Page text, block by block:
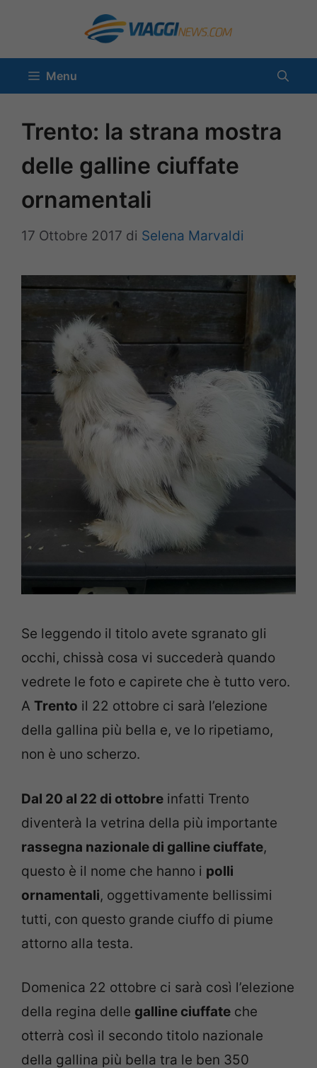
contenuto
Menu
Trento: la strana mostra
delle galline ciuffate
ornamentali
17 Ottobre 2017 di Selena Marvaldi
Se leggendo il titolo avete sgranato gli
occhi, chissà cosa vi succederà quando
vedrete le foto e capirete che è tutto vero.
A Trento il 22 ottobre ci sarà l’elezione
della gallina più bella e, ve lo ripetiamo,
non è uno scherzo.
Dal 20 al 22 di ottobre infatti Trento
diventerà la vetrina della più importante
rassegna nazionale di galline ciuffate,
questo è il nome che hanno i polli
ornamentali, oggettivamente bellissimi
tutti, con questo grande ciuffo di piume
attorno alla testa.
Domenica 22 ottobre ci sarà così l’elezione
della regina delle galline ciuffate che
otterrà così il secondo titolo nazionale
della gallina più bella tra le ben 350